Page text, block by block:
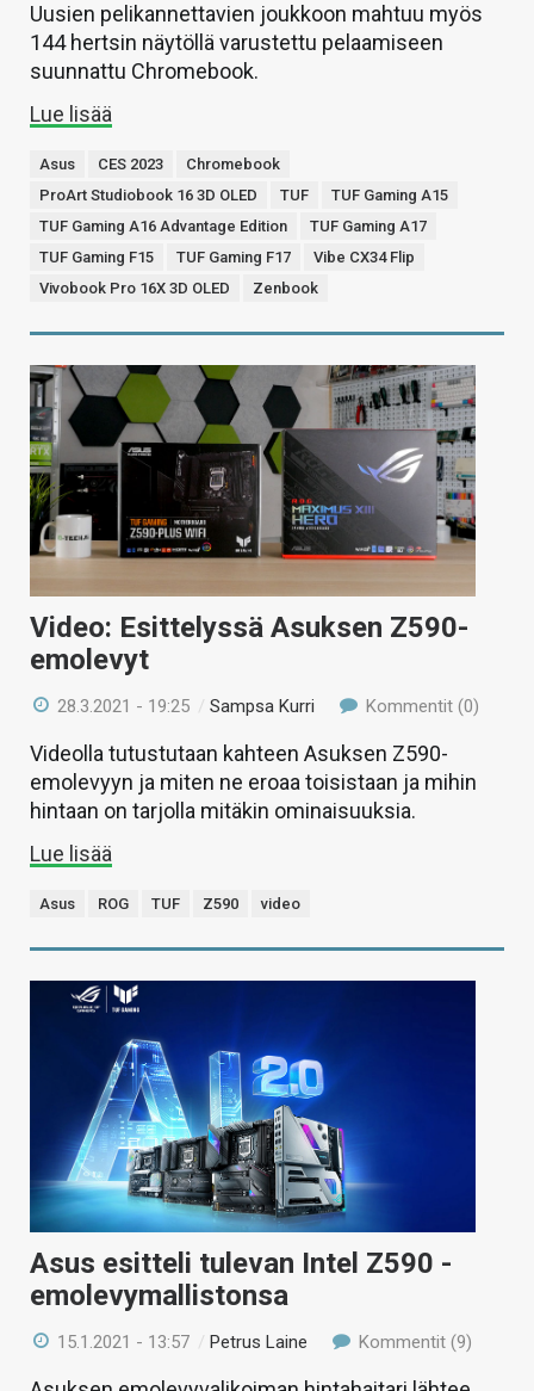
Uusien pelikannettavien joukkoon mahtuu myös
144 hertsin näytöllä varustettu pelaamiseen
suunnattu Chromebook.
Lue lisää
Asus CES 2023
Chromebook
ProArt Studiobook 16 3D OLED
TUF
TUF Gaming A15
TUF Gaming A16 Advantage Edition
TUF Gaming A17
TUF Gaming F15
TUF Gaming F17
Vibe CX34 Flip
Vivobook Pro 16X 3D OLED
Zenbook
Video: Esittelyssä Asuksen Z590-
emolevyt
28.3.2021 - 19:25 /Sampsa Kurri Kommentit (0)
Videolla tutustutaan kahteen Asuksen Z590-
emolevyyn ja miten ne eroaa toisistaan ja mihin
hintaan on tarjolla mitäkin ominaisuuksia.
Lue lisää
Asus ROG TUF Z590 video
Asus esitteli tulevan Intel Z590 -
emolevymallistonsa
15.1.2021 - 13:57 /Petrus Laine Kommentit (9)